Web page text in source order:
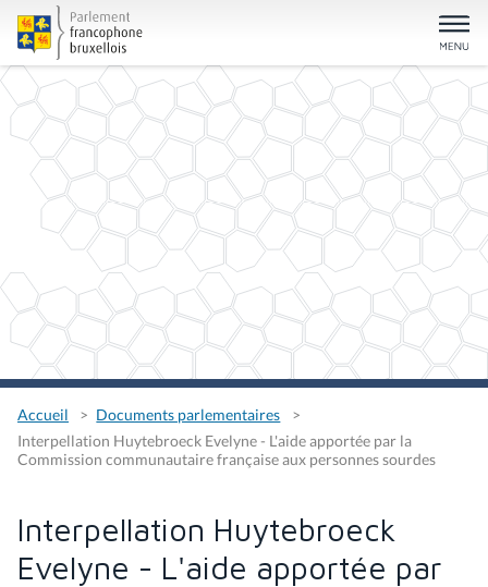
Accueil
Documents parlementaires
Interpellation Huytebroeck Evelyne - L'aide apportée par la
Commission communautaire française aux personnes sourdes
Interpellation Huytebroeck
Evelyne - L'aide apportée par